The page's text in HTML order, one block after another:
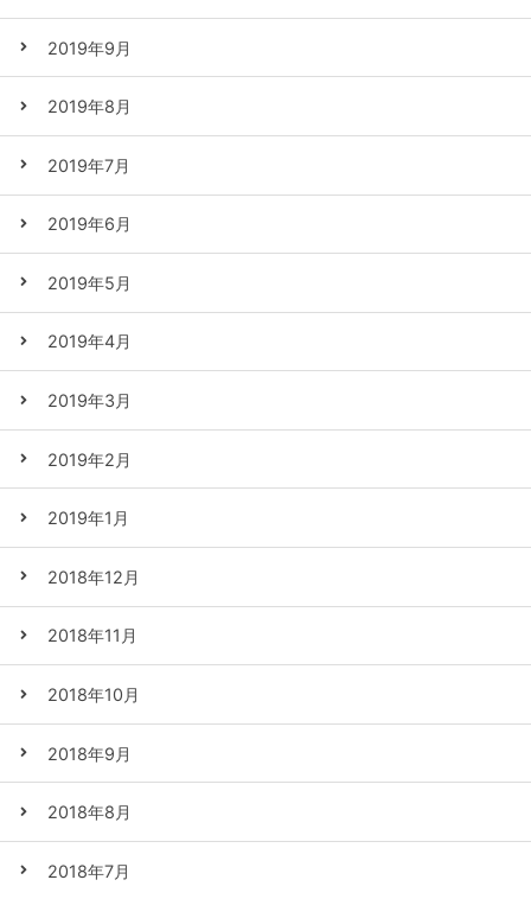
2019年9月
2019年8月
2019年7月
2019年6月
2019年5月
2019年4月
2019年3月
2019年2月
2019年1月
2018年12月
2018年11月
2018年10月
2018年9月
2018年8月
2018年7月